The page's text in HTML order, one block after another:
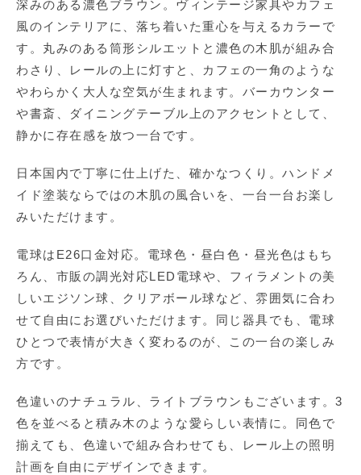
深みのある濃色ブラウン。ヴィンテージ家具やカフェ
風のインテリアに、落ち着いた重心を与えるカラーで
す。丸みのある筒形シルエットと濃色の木肌が組み合
わさり、レールの上に灯すと、カフェの一角のような
やわらかく大人な空気が生まれます。バーカウンター
や書斎、ダイニングテーブル上のアクセントとして、
静かに存在感を放つ一台です。
日本国内で丁寧に仕上げた、確かなつくり。ハンドメ
イド塗装ならではの木肌の風合いを、一台一台お楽し
みいただけます。
電球はE26口金対応。電球色・昼白色・昼光色はもち
ろん、市販の調光対応LED電球や、フィラメントの美
しいエジソン球、クリアボール球など、雰囲気に合わ
せて自由にお選びいただけます。同じ器具でも、電球
ひとつで表情が大きく変わるのが、この一台の楽しみ
方です。
色違いのナチュラル、ライトブラウンもございます。3
色を並べると積み木のような愛らしい表情に。同色で
揃えても、色違いで組み合わせても、レール上の照明
計画を自由にデザインできます。